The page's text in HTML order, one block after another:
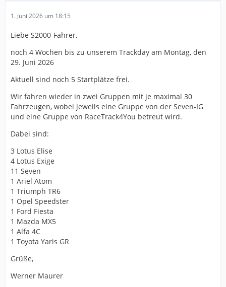
1. Juni 2026 um 18:15
Liebe S2000-Fahrer,
noch 4 Wochen bis zu unserem Trackday am Montag, den
29. Juni 2026
Aktuell sind noch 5 Startplätze frei.
Wir fahren wieder in zwei Gruppen mit je maximal 30
Fahrzeugen, wobei jeweils eine Gruppe von der Seven-IG
und eine Gruppe von RaceTrack4You betreut wird.
Dabei sind:
3 Lotus Elise
4 Lotus Exige
11 Seven
1 Ariel Atom
1 Triumph TR6
1 Opel Speedster
1 Ford Fiesta
1 Mazda MX5
1 Alfa 4C
1 Toyota Yaris GR
Grüße,
Werner Maurer